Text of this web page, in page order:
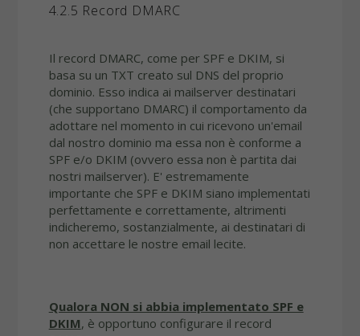
4.2.5 Record DMARC
Il record DMARC, come per SPF e DKIM, si
basa su un TXT creato sul DNS del proprio
dominio. Esso indica ai mailserver destinatari
(che supportano DMARC) il comportamento da
adottare nel momento in cui ricevono un'email
dal nostro dominio ma essa non è conforme a
SPF e/o DKIM (ovvero essa non è partita dai
nostri mailserver). E' estremamente
importante che SPF e DKIM siano implementati
perfettamente e correttamente, altrimenti
indicheremo, sostanzialmente, ai destinatari di
non accettare le nostre email lecite.
Qualora NON si abbia implementato SPF e
DKIM, è opportuno configurare il record